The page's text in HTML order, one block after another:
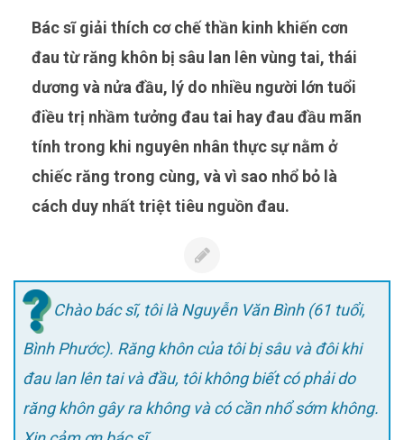
Bác sĩ giải thích cơ chế thần kinh khiến cơn
đau từ răng khôn bị sâu lan lên vùng tai, thái
dương và nửa đầu, lý do nhiều người lớn tuổi
điều trị nhầm tưởng đau tai hay đau đầu mãn
tính trong khi nguyên nhân thực sự nằm ở
chiếc răng trong cùng, và vì sao nhổ bỏ là
cách duy nhất triệt tiêu nguồn đau.
Chào bác sĩ, tôi là Nguyễn Văn Bình (61 tuổi,
Bình Phước). Răng khôn của tôi bị sâu và đôi khi
đau lan lên tai và đầu, tôi không biết có phải do
răng khôn gây ra không và có cần nhổ sớm không.